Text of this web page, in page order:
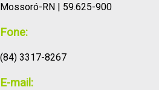
Mossoró-RN | 59.625-900
Fone:
(84) 3317-8267
E-mail: